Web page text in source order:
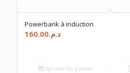
Powerbank à induction
د.م.160.00
Ajouter au panier